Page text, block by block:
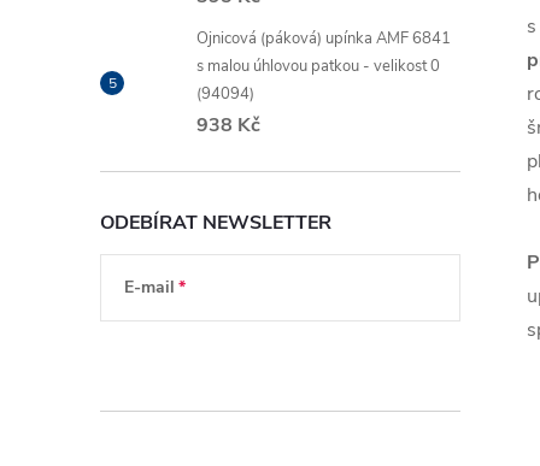
Ojnicová (páková) upínka AMF 6841
s malou úhlovou patkou - velikost 0
(94094)
938 Kč
ODEBÍRAT NEWSLETTER
E-mail